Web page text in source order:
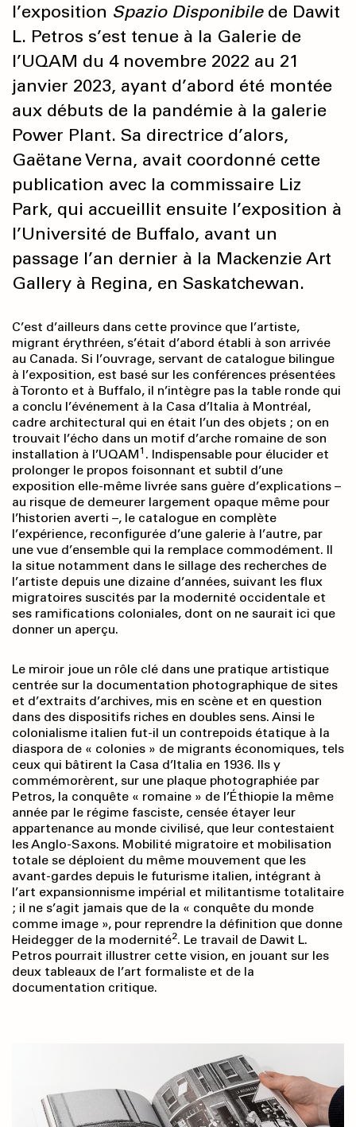
l’exposition Spazio Disponibile de Dawit
L. Petros s’est tenue à la Galerie de
l’UQAM du 4 novembre 2022 au 21
janvier 2023, ayant d’abord été montée
aux débuts de la pandémie à la galerie
Power Plant. Sa directrice d’alors,
Gaëtane Verna, avait coordonné cette
publication avec la commissaire Liz
Park, qui accueillit ensuite l’exposition à
l’Université de Buffalo, avant un
passage l’an dernier à la Mackenzie Art
Gallery à Regina, en Saskatchewan.
C’est d’ailleurs dans cette province que l’artiste,
migrant érythréen, s’était d’abord établi à son arrivée
au Canada. Si l’ouvrage, servant de catalogue bilingue
à l’exposition, est basé sur les conférences présentées
à Toronto et à Buffalo, il n’intègre pas la table ronde qui
a conclu l’événement à la Casa d’Italia à Montréal,
cadre architectural qui en était l’un des objets ; on en
trouvait l’écho dans un motif d’arche romaine de son
installation à l’UQAM1 . Indispensable pour élucider et
prolonger le propos foisonnant et subtil d’une
exposition elle-même livrée sans guère d’explications –
au risque de demeurer largement opaque même pour
l’historien averti –, le catalogue en complète
l’expérience, reconfigurée d’une galerie à l’autre, par
une vue d’ensemble qui la remplace commodément. Il
la situe notamment dans le sillage des recherches de
l’artiste depuis une dizaine d’années, suivant les flux
migratoires suscités par la modernité occidentale et
ses ramifications coloniales, dont on ne saurait ici que
donner un aperçu.
Le miroir joue un rôle clé dans une pratique artistique
centrée sur la documentation photographique de sites
et d’extraits d’archives, mis en scène et en question
dans des dispositifs riches en doubles sens. Ainsi le
colonialisme italien fut-il un contrepoids étatique à la
diaspora de « colonies » de migrants économiques, tels
ceux qui bâtirent la Casa d’Italia en 1936. Ils y
commémorèrent, sur une plaque photographiée par
Petros, la conquête « romaine » de l’Éthiopie la même
année par le régime fasciste, censée étayer leur
appartenance au monde civilisé, que leur contestaient
les Anglo-Saxons. Mobilité migratoire et mobilisation
totale se déploient du même mouvement que les
avant-gardes depuis le futurisme italien, intégrant à
l’art expansionnisme impérial et militantisme totalitaire
; il ne s’agit jamais que de la « conquête du monde
comme image », pour reprendre la définition que donne
Heidegger de la modernité2. Le travail de Dawit L.
Petros pourrait illustrer cette vision, en jouant sur les
deux tableaux de l’art formaliste et de la
documentation critique.